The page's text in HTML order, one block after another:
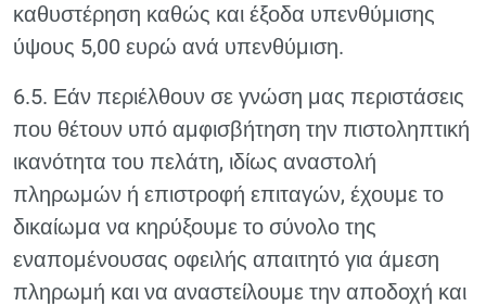
καθυστέρηση καθώς και έξοδα υπενθύμισης
ύψους 5,00 ευρώ ανά υπενθύμιση.
6.5. Εάν περιέλθουν σε γνώση μας περιστάσεις
που θέτουν υπό αμφισβήτηση την πιστοληπτική
ικανότητα του πελάτη, ιδίως αναστολή
πληρωμών ή επιστροφή επιταγών, έχουμε το
δικαίωμα να κηρύξουμε το σύνολο της
εναπομένουσας οφειλής απαιτητό για άμεση
πληρωμή και να αναστείλουμε την αποδοχή και